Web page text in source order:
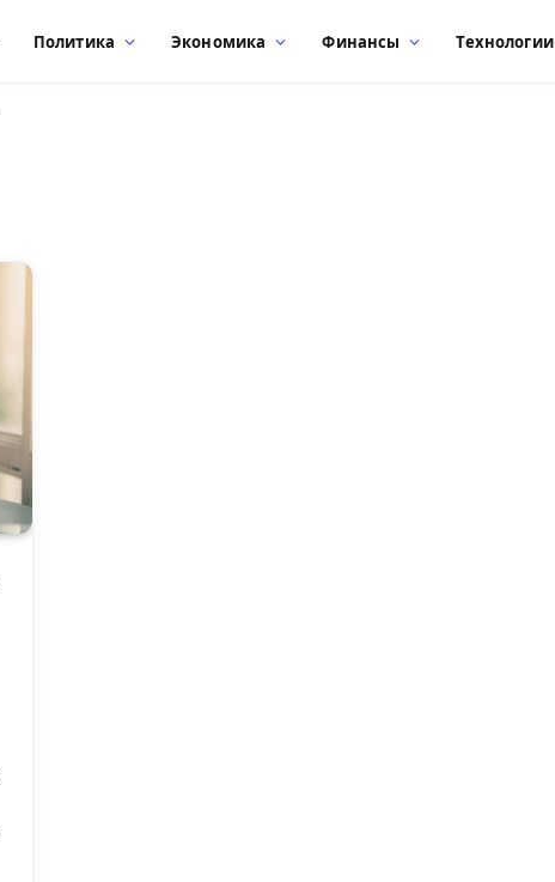
Политика Экономика Финансы Технологии